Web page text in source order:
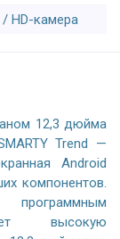
/ HD-камера
12,3 дюйма
Trend —
Android
компонентов.
высокую